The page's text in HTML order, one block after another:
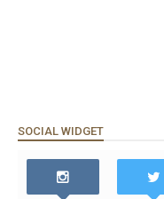
SOCIAL WIDGET